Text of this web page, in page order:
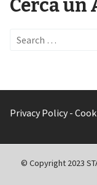
Cerca un
Privacy Policy -
© Copyright 2023